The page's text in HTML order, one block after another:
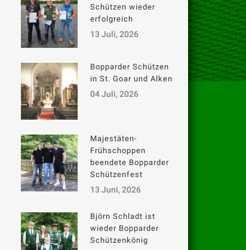
Schützen wieder
erfolgreich
13 Juli, 2026
Bopparder Schützen
in St. Goar und Alken
04 Juli, 2026
Majestäten-
Frühschoppen
beendete Bopparder
Schützenfest
13 Juni, 2026
Björn Schladt ist
wieder Bopparder
Schützenkönig